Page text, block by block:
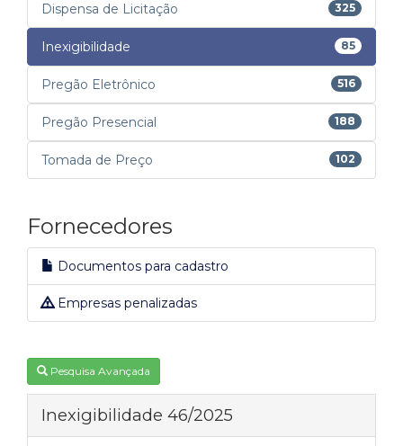
Dispensa de Licitação 325
Inexigibilidade 85
Pregão Eletrônico 516
Pregão Presencial 188
Tomada de Preço 102
Fornecedores
Documentos para cadastro
Empresas penalizadas
Pesquisa Avançada
Inexigibilidade 46/2025